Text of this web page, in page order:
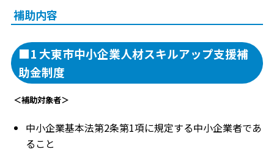
補助内容
■1 大東市中小企業人材スキルアップ支援補
助金制度
＜補助対象者＞
中小企業基本法第2条第1項に規定する中小企業者であ
ること